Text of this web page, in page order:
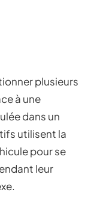
plusieurs
à une
dans un
utilisent la
pour se
leur